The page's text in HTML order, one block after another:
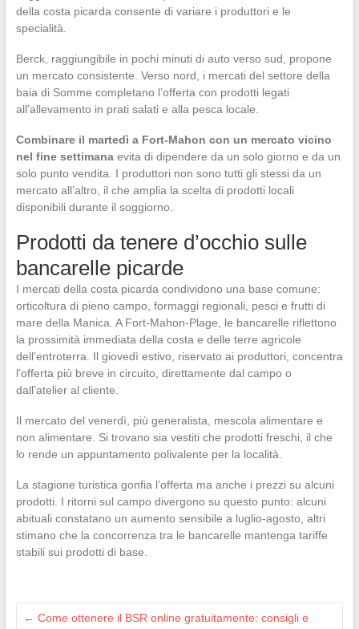
della costa picarda consente di variare i produttori e le
specialità.
Berck, raggiungibile in pochi minuti di auto verso sud, propone
un mercato consistente. Verso nord, i mercati del settore della
baia di Somme completano l’offerta con prodotti legati
all’allevamento in prati salati e alla pesca locale.
Combinare il martedì a Fort-Mahon con un mercato vicino
nel fine settimanaevita di dipendere da un solo giorno e da un
solo punto vendita. I produttori non sono tutti gli stessi da un
mercato all’altro, il che amplia la scelta di prodotti locali
disponibili durante il soggiorno.
Prodotti da tenere d’occhio sulle
bancarelle picarde
I mercati della costa picarda condividono una base comune:
orticoltura di pieno campo, formaggi regionali, pesci e frutti di
mare della Manica. A Fort-Mahon-Plage, le bancarelle riflettono
la prossimità immediata della costa e delle terre agricole
dell’entroterra. Il giovedì estivo, riservato ai produttori, concentra
l’offerta più breve in circuito, direttamente dal campo o
dall’atelier al cliente.
Il mercato del venerdì, più generalista, mescola alimentare e
non alimentare. Si trovano sia vestiti che prodotti freschi, il che
lo rende un appuntamento polivalente per la località.
La stagione turistica gonfia l’offerta ma anche i prezzi su alcuni
prodotti. I ritorni sul campo divergono su questo punto: alcuni
abituali constatano un aumento sensibile a luglio-agosto, altri
stimano che la concorrenza tra le bancarelle mantenga tariffe
stabili sui prodotti di base.
← Come ottenere il BSR online gratuitamente: consigli e